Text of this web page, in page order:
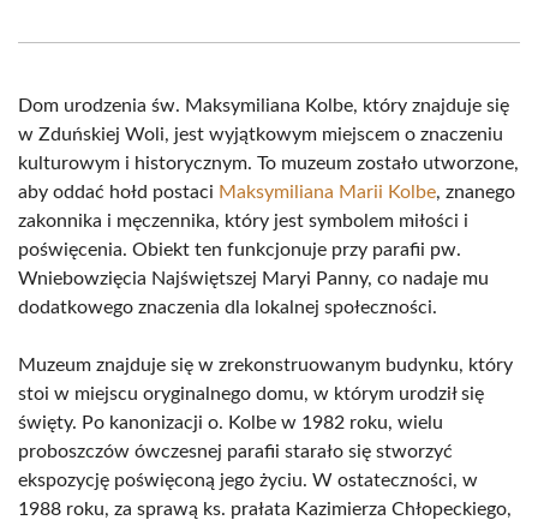
(Twitter)
Dom urodzenia św. Maksymiliana Kolbe, który znajduje się
w Zduńskiej Woli, jest wyjątkowym miejscem o znaczeniu
kulturowym i historycznym. To muzeum zostało utworzone,
aby oddać hołd postaci Maksymiliana Marii Kolbe, znanego
zakonnika i męczennika, który jest symbolem miłości i
poświęcenia. Obiekt ten funkcjonuje przy parafii pw.
Wniebowzięcia Najświętszej Maryi Panny, co nadaje mu
dodatkowego znaczenia dla lokalnej społeczności.
Muzeum znajduje się w zrekonstruowanym budynku, który
stoi w miejscu oryginalnego domu, w którym urodził się
święty. Po kanonizacji o. Kolbe w 1982 roku, wielu
proboszczów ówczesnej parafii starało się stworzyć
ekspozycję poświęconą jego życiu. W ostateczności, w
1988 roku, za sprawą ks. prałata Kazimierza Chłopeckiego,